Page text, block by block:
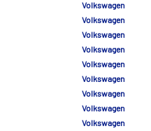
Volkswagen
Volkswagen
Volkswagen
Volkswagen
Volkswagen
Volkswagen
Volkswagen
Volkswagen
Volkswagen